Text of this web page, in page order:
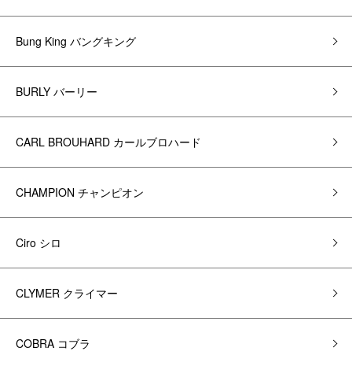
Bung King バングキング
BURLY バーリー
CARL BROUHARD カールブロハード
CHAMPION チャンピオン
Ciro シロ
CLYMER クライマー
COBRA コブラ